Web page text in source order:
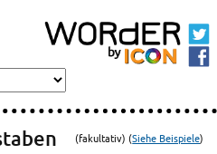
(fakultativ) (Siehe Beispiele)